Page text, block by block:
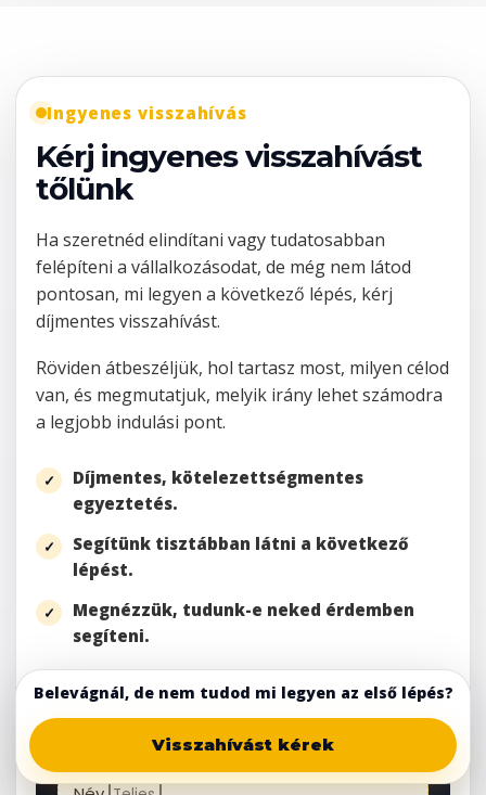
Ingyenes visszahívás
Kérj ingyenes visszahívást
tőlünk
Ha szeretnéd elindítani vagy tudatosabban
felépíteni a vállalkozásodat, de még nem látod
pontosan, mi legyen a következő lépés, kérj
díjmentes visszahívást.
Röviden átbeszéljük, hol tartasz most, milyen célod
van, és megmutatjuk, melyik irány lehet számodra
a legjobb indulási pont.
Díjmentes, kötelezettségmentes
egyeztetés.
Segítünk tisztábban látni a következő
lépést.
Megnézzük, tudunk-e neked érdemben
segíteni.
Töltsd ki az űrlapot, és
visszahívunk
Belevágnál, de nem tudod mi legyen az első lépés?
Visszahívást kérek